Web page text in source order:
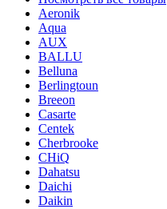
Aeronik
Aqua
AUX
BALLU
Belluna
Berlingtoun
Breeon
Casarte
Centek
Cherbrooke
CHiQ
Dahatsu
Daichi
Daikin